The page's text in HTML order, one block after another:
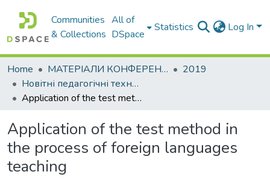
Communities
& Collections
All of
DSpace
Statistics Log In
Home МАТЕРІАЛИ КОНФЕРЕНЦІЙ
2019
Новітні педагогічні технології у викладанні мов іноземним студентам
Application of the test method in the process of foreign languages teaching
Application of the test method in
the process of foreign languages
teaching